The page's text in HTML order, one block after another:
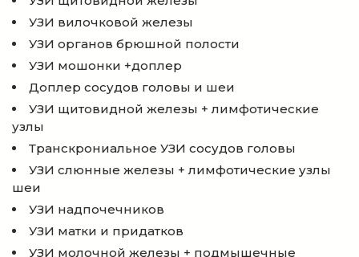
УЗИ вилочковой железы
УЗИ органов брюшной полости
УЗИ мошонки +доплер
Доплер сосудов головы и шеи
УЗИ щитовидной железы + лимфотические
узлы
Транскрониальное УЗИ сосудов головы
УЗИ слюнные железы + лимфотические узлы
шеи
УЗИ надпочечников
УЗИ матки и придатков
УЗИ молочной железы + подмышечные